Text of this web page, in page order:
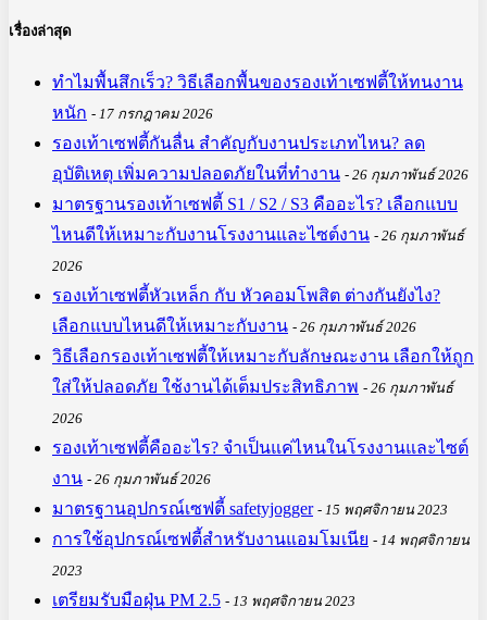
เรื่องล่าสุด
ทำไมพื้นสึกเร็ว? วิธีเลือกพื้นของรองเท้าเซฟตี้ให้ทนงาน
หนัก
17 กรกฎาคม 2026
รองเท้าเซฟตี้กันลื่น สำคัญกับงานประเภทไหน? ลด
อุบัติเหตุ เพิ่มความปลอดภัยในที่ทำงาน
26 กุมภาพันธ์ 2026
มาตรฐานรองเท้าเซฟตี้ S1 / S2 / S3 คืออะไร? เลือกแบบ
ไหนดีให้เหมาะกับงานโรงงานและไซต์งาน
26 กุมภาพันธ์
2026
รองเท้าเซฟตี้หัวเหล็ก กับ หัวคอมโพสิต ต่างกันยังไง?
เลือกแบบไหนดีให้เหมาะกับงาน
26 กุมภาพันธ์ 2026
วิธีเลือกรองเท้าเซฟตี้ให้เหมาะกับลักษณะงาน เลือกให้ถูก
ใส่ให้ปลอดภัย ใช้งานได้เต็มประสิทธิภาพ
26 กุมภาพันธ์
2026
รองเท้าเซฟตี้คืออะไร? จำเป็นแค่ไหนในโรงงานและไซต์
งาน
26 กุมภาพันธ์ 2026
มาตรฐานอุปกรณ์เซฟตี้ safetyjogger 15 พฤศจิกายน 2023
การใช้อุปกรณ์เซฟตี้สำหรับงานแอมโมเนีย
14 พฤศจิกายน
2023
เตรียมรับมือฝุ่น PM 2.5 13 พฤศจิกายน 2023